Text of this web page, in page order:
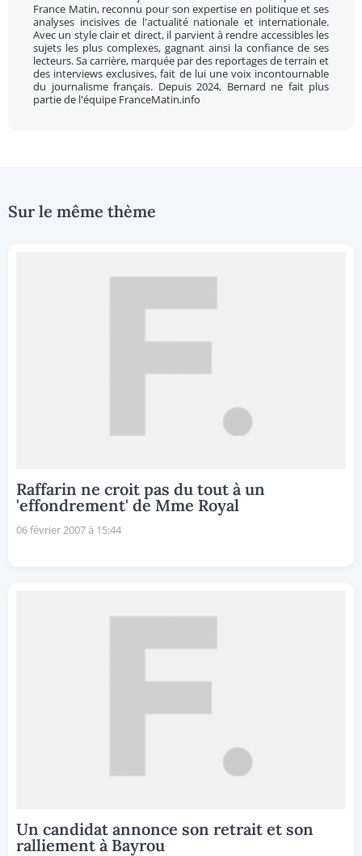
France Matin, reconnu pour son expertise en politique et ses
analyses incisives de l'actualité nationale et internationale.
Avec un style clair et direct, il parvient à rendre accessibles les
sujets les plus complexes, gagnant ainsi la confiance de ses
lecteurs. Sa carrière, marquée par des reportages de terrain et
des interviews exclusives, fait de lui une voix incontournable
du journalisme français. Depuis 2024, Bernard ne fait plus
partie de l'équipe FranceMatin.info
Sur le même thème
Raffarin ne croit pas du tout à un
'effondrement' de Mme Royal
06 février 2007 à 15:44
Un candidat annonce son retrait et son
ralliement à Bayrou